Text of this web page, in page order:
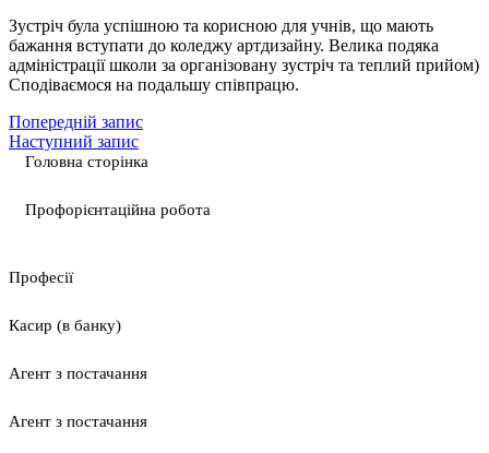
Зустріч була успішною та корисною для учнів, що мають
бажання вступати до коледжу артдизайну. Велика подяка
адміністрації школи за організовану зустріч та теплий прийом)
Сподіваємося на подальшу співпрацю.
Попередній запис
Наступний запис
Головна сторінка
Профорієнтаційна робота
Професії
Касир (в банку)
Агент з постачання
Агент з постачання